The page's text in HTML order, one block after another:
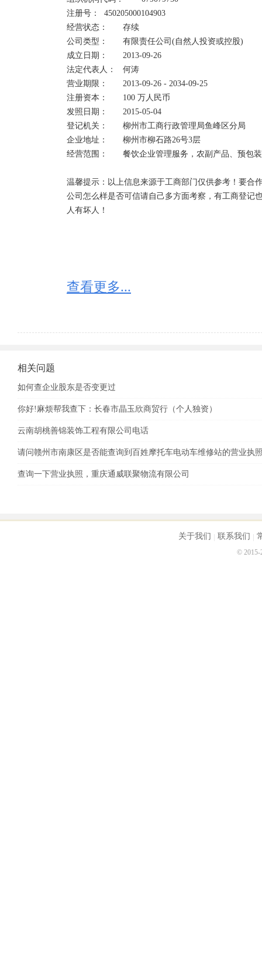
注册号：	450205000104903
经营状态：	存续
公司类型：	有限责任公司(自然人投资或控股)
成立日期：	2013-09-26
法定代表人：	何涛
营业期限：	2013-09-26 - 2034-09-25
注册资本：	100 万人民币
发照日期：	2015-05-04
登记机关：	柳州市工商行政管理局鱼峰区分局
企业地址：	柳州市柳石路26号3层
经营范围：	餐饮企业管理服务，农副产品、预包装食品销售，餐饮服务。
温馨提示：以上信息来源于工商部门仅供参考！要合
公司怎么样是否可信请自己多方面考察，有工商登记
人有坏人！
查看更多...
相关问题
如何查企业股东是否变更过
你好!麻烦帮我查下：长春市晶玉欣商贸行（个人独资）
云南胡桃善锦装饰工程有限公司电话
请问赣州市南康区是否能查询到百姓摩托车电动车维修站的营业执
查询一下营业执照，重庆通威联聚物流有限公司
关于我们 联系我们
© 2015-